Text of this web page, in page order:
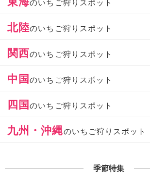
のいちご狩りスポット
北陸のいちご狩りスポット
関西のいちご狩りスポット
中国のいちご狩りスポット
四国のいちご狩りスポット
九州・沖縄のいちご狩りスポット
季節特集